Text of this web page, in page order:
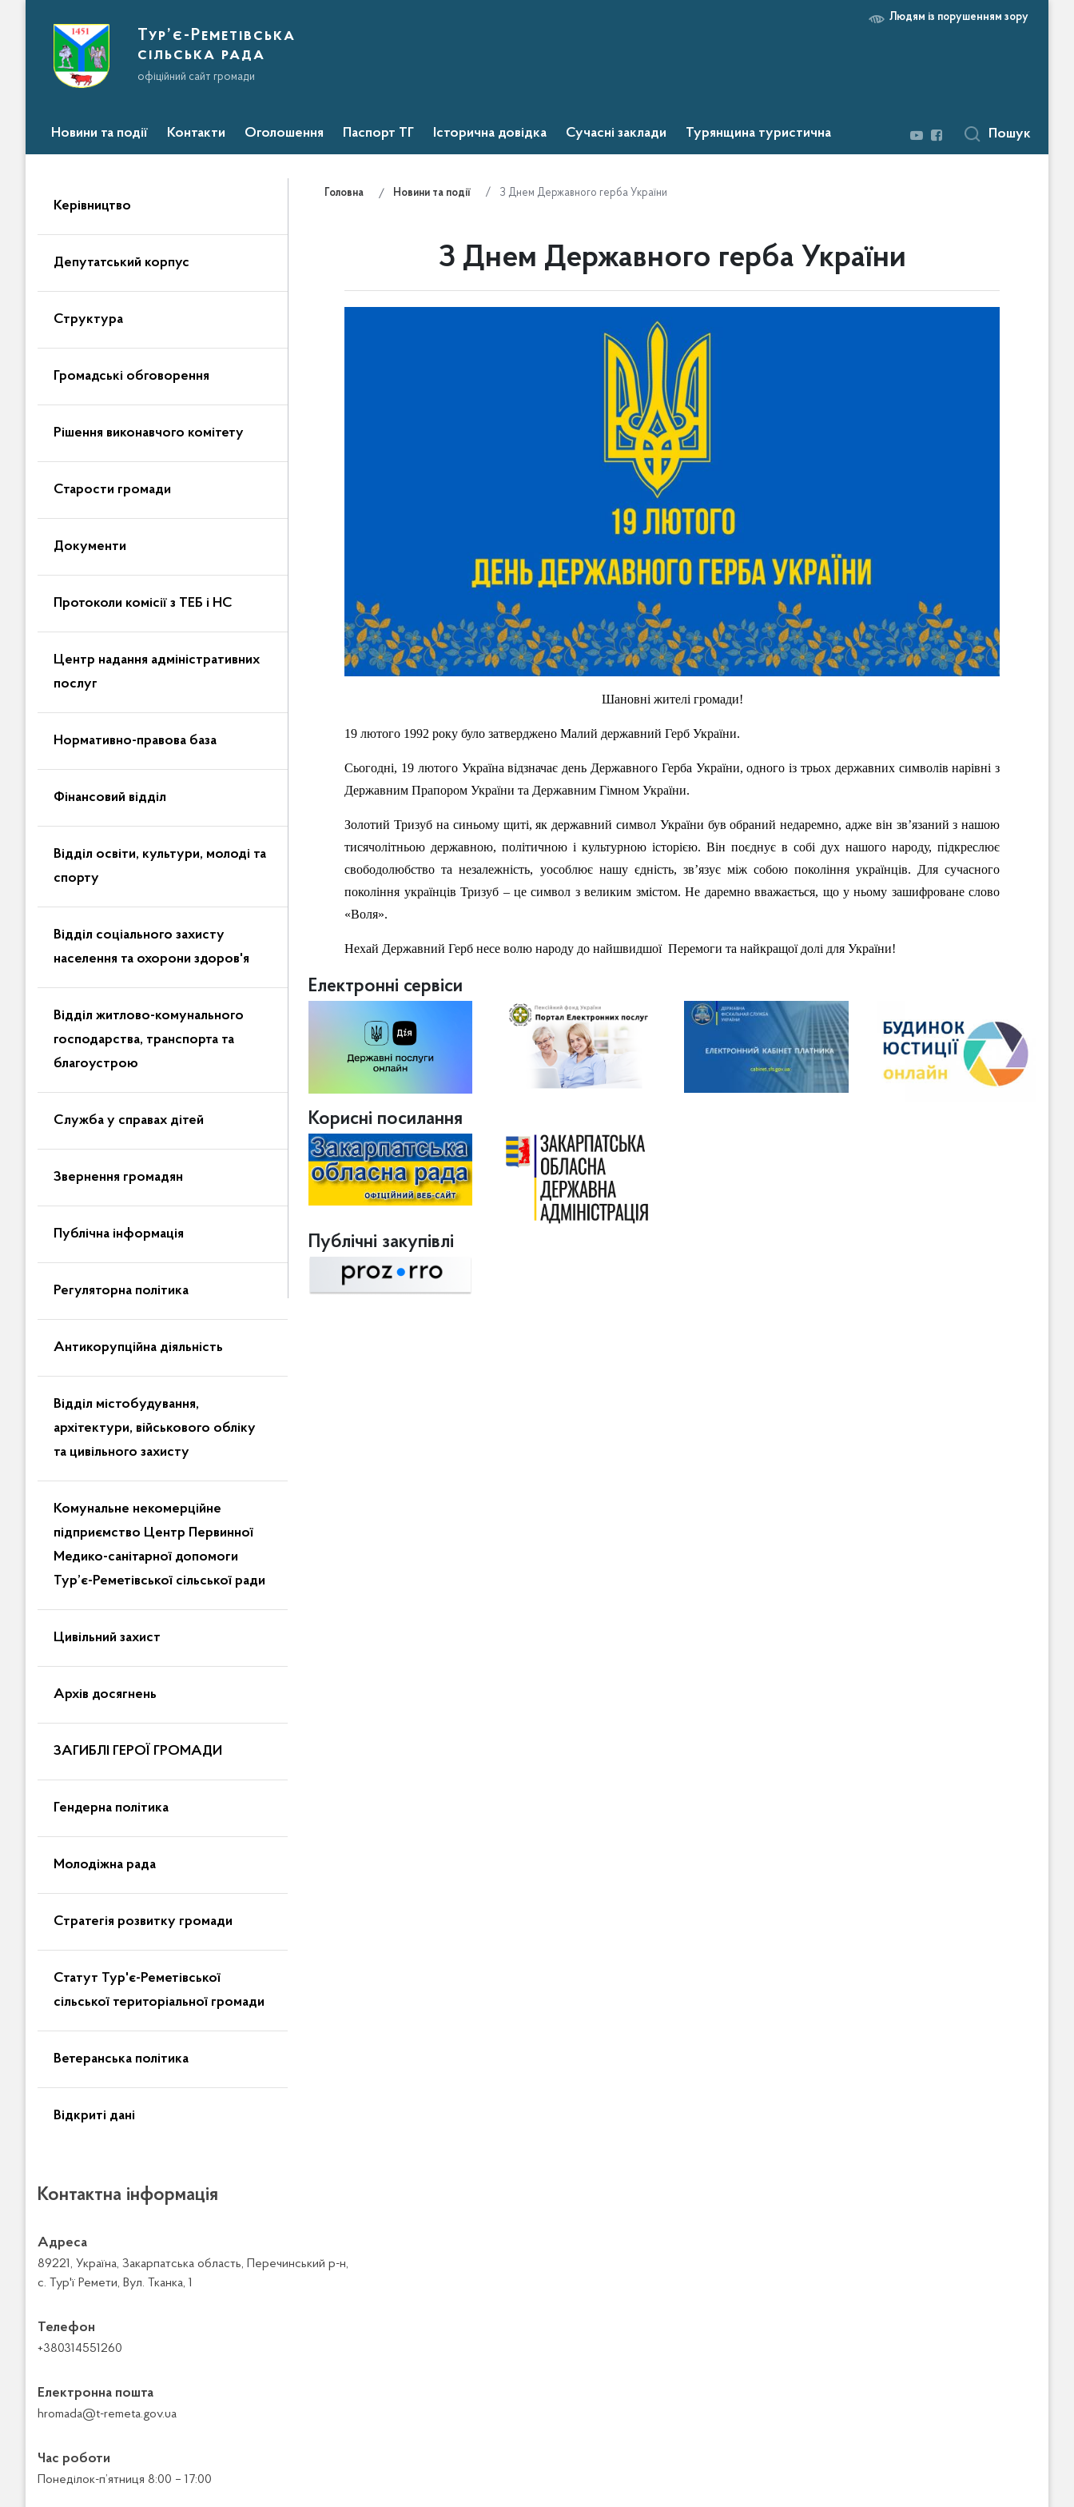
Тур’є-Реметівська
сільська рада
офіційний сайт громади
Людям із порушенням зору
Новини та події Контакти Оголошення Паспорт ТГ Історична довідка Сучасні заклади Турянщина туристична Пошук
Керівництво
Депутатський корпус
Структура
Громадські обговорення
Рішення виконавчого комітету
Старости громади
Документи
Протоколи комісії з ТЕБ і НС
Центр надання адміністративних
послуг
Нормативно-правова база
Фінансовий відділ
Відділ освіти, культури, молоді та
спорту
Відділ соціального захисту
населення та охорони здоров'я
Відділ житлово-комунального
господарства, транспорта та
благоустрою
Служба у справах дітей
Звернення громадян
Публічна інформація
Регуляторна політика
Антикорупційна діяльність
Відділ містобудування,
архітектури, військового обліку
та цивільного захисту
Комунальне некомерційне
підприємство Центр Первинної
Медико-санітарної допомоги
Тур’є-Реметівської сільської ради
Цивільний захист
Архів досягнень
ЗАГИБЛІ ГЕРОЇ ГРОМАДИ
Гендерна політика
Молодіжна рада
Стратегія розвитку громади
Статут Тур'є-Реметівської
сільської територіальної громади
Ветеранська політика
Відкриті дані
Головна Новини та події З Днем Державного герба України
З Днем Державного герба України
Шановні жителі громади!
19 лютого 1992 року було затверджено Малий державний Герб України.
Сьогодні, 19 лютого Україна відзначає день Державного Герба України, одного із трьох державних символів нарівні з
Державним Прапором України та Державним Гімном України.
Золотий Тризуб на синьому щиті, як державний символ України був обраний недаремно, адже він зв’язаний з нашою
тисячолітньою державною, політичною i культурною історією. Він поєднує в собі дух нашого народу, підкреслює
свободолюбство та незалежність, уособлює нашу єдність, зв’язує між собою покоління українців. Для сучасного
покоління українців Тризуб – це символ з великим змістом. Не даремно вважається, що у ньому зашифроване слово
«Воля».
Нехай Державний Герб несе волю народу до найшвидшої Перемоги та найкращої долі для України!
Електронні сервіси
Корисні посилання
Публічні закупівлі
Контактна інформація
Адреса
89221, Україна, Закарпатська область, Перечинський р-н,
с. Тур'ї Ремети, Вул. Тканка, 1
Телефон
+380314551260
Електронна пошта
hromada@t-remeta.gov.ua
Час роботи
Понеділок-п’ятниця 8:00 – 17:00